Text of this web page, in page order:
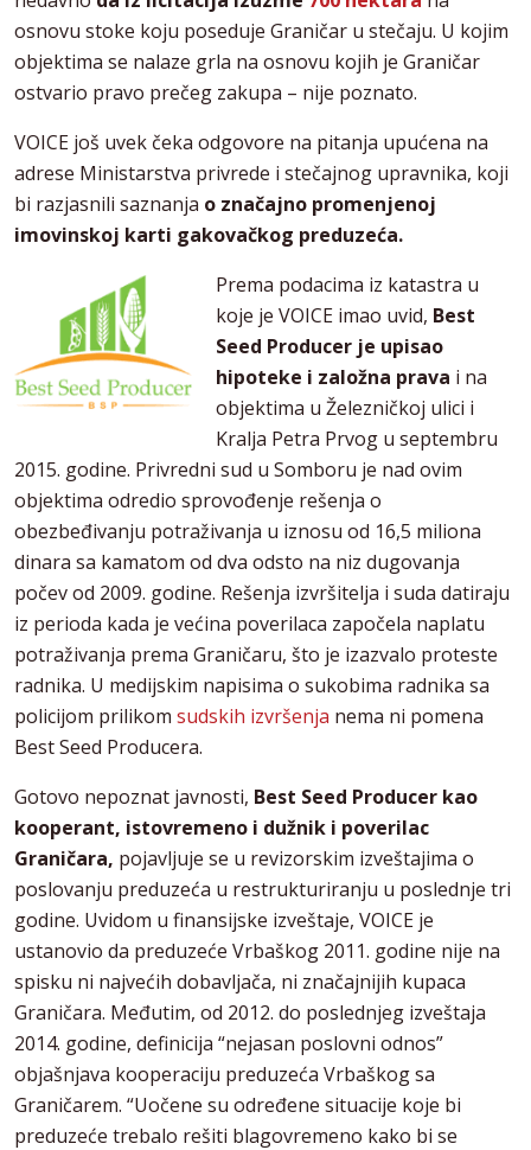
osnovu stoke koju poseduje Graničar u stečaju. U kojim
objektima se nalaze grla na osnovu kojih je Graničar
ostvario pravo prečeg zakupa – nije poznato.
VOICE još uvek čeka odgovore na pitanja upućena na
adrese Ministarstva privrede i stečajnog upravnika, koji
bi razjasnili saznanja o značajno promenjenoj
imovinskoj karti gakovačkog preduzeća.
Prema podacima iz katastra u
koje je VOICE imao uvid, Best
Seed Producer je upisao
hipoteke i založna prava i na
objektima u Železničkoj ulici i
Kralja Petra Prvog u septembru
2015. godine. Privredni sud u Somboru je nad ovim
objektima odredio sprovođenje rešenja o
obezbeđivanju potraživanja u iznosu od 16,5 miliona
dinara sa kamatom od dva odsto na niz dugovanja
počev od 2009. godine. Rešenja izvršitelja i suda datiraju
iz perioda kada je većina poverilaca započela naplatu
potraživanja prema Graničaru, što je izazvalo proteste
radnika. U medijskim napisima o sukobima radnika sa
policijom prilikom sudskih izvršenja nema ni pomena
Best Seed Producera.
Gotovo nepoznat javnosti, Best Seed Producer kao
kooperant, istovremeno i dužnik i poverilac
Graničara, pojavljuje se u revizorskim izveštajima o
poslovanju preduzeća u restrukturiranju u poslednje tri
godine. Uvidom u finansijske izveštaje, VOICE je
ustanovio da preduzeće Vrbaškog 2011. godine nije na
spisku ni najvećih dobavljača, ni značajnijih kupaca
Graničara. Međutim, od 2012. do poslednjeg izveštaja
2014. godine, definicija “nejasan poslovni odnos”
objašnjava kooperaciju preduzeća Vrbaškog sa
Graničarem. “Uočene su određene situacije koje bi
preduzeće trebalo rešiti blagovremeno kako bi se